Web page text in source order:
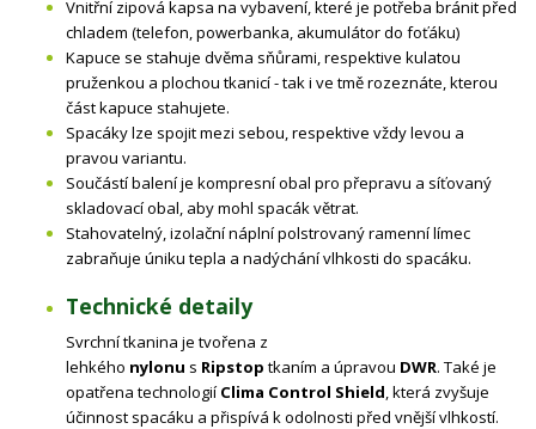
Vnitřní zipová kapsa na vybavení, které je potřeba bránit před
chladem (telefon, powerbanka, akumulátor do foťáku)
Kapuce se stahuje dvěma sňůrami, respektive kulatou
pruženkou a plochou tkanicí - tak i ve tmě rozeznáte, kterou
část kapuce stahujete.
Spacáky lze spojit mezi sebou, respektive vždy levou a
pravou variantu.
Součástí balení je kompresní obal pro přepravu a síťovaný
skladovací obal, aby mohl spacák větrat.
Stahovatelný, izolační náplní polstrovaný ramenní límec
zabraňuje úniku tepla a nadýchání vlhkosti do spacáku.
Technické detaily
Svrchní tkanina je tvořena z
lehkého nylonu s Ripstop tkaním a úpravou DWR. Také je
opatřena technologií Clima Control Shield , která zvyšuje
účinnost spacáku a přispívá k odolnosti před vnější vlhkostí.